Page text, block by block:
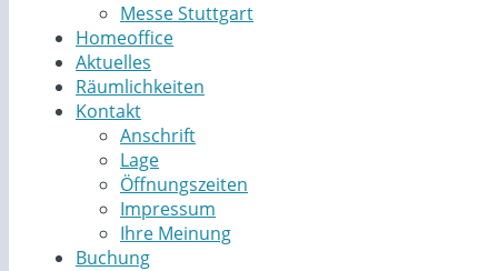
Messe Stuttgart
Homeoffice
Aktuelles
Räumlichkeiten
Kontakt
Anschrift
Lage
Öffnungszeiten
Impressum
Ihre Meinung
Buchung